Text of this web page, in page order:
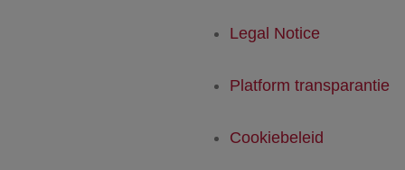
Legal Notice
Platform transparantie
Cookiebeleid